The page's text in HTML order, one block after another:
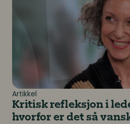
Artikkel
Kritisk refleksjon i
hvorfor er det så